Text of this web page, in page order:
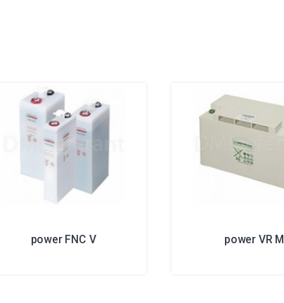
power FNC V power VR M